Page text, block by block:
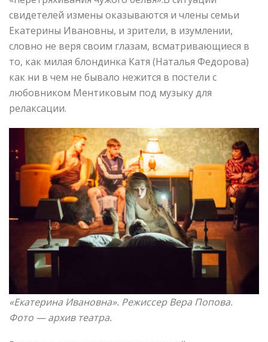
свидетелей измены оказываются и члены семьи
Екатерины Ивановны, и зрители, в изумлении,
словно не веря своим глазам, всматривающиеся в
то, как милая блондинка Катя (Наталья Федорова)
как ни в чем не бывало нежится в постели с
любовником Ментиковым под музыку для
релаксации.
«Екатерина Ивановна». Режиссер Вера Попова.
Фото —архив театра.